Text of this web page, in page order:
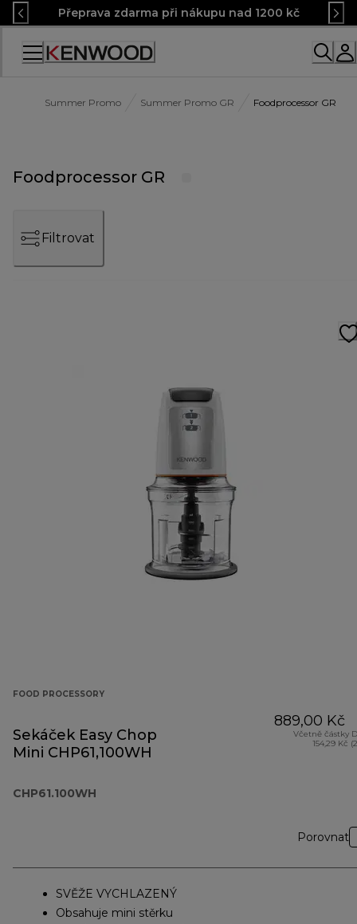
Skip
to
Content
Přeprava zdarma při nákupu nad 1200 kč
Accessibility
Summer Promo Summer Promo GR Foodprocessor GR
Foodprocessor GR
Filtrovat
FOOD PROCESSORY
Sekáček Easy Chop
Mini CHP61,100WH
CHP61.100WH
889,00 Kč
Včetně částky
154,29 Kč
Porovnat
SVĚŽE VYCHLAZENÝ
Obsahuje mini stěrku